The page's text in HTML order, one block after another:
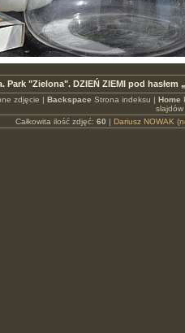
Park "Zielona". DZIEŃ ZIEMI pod
zdjęcie | Backspace Strona indeksu | Home
slajdów
Całkowita ilość zdjęć: 60 | Dariusz NOWAK